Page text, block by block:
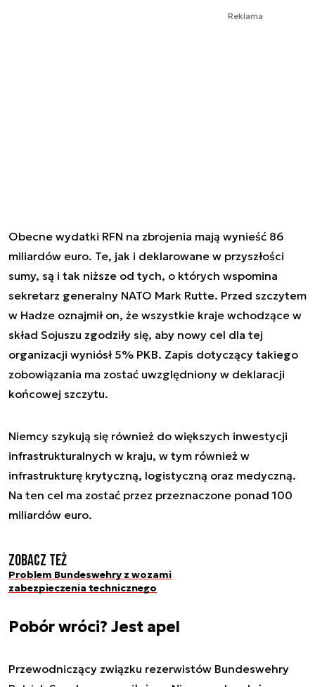
Reklama
Obecne wydatki RFN na zbrojenia mają wynieść 86
miliardów euro. Te, jak i deklarowane w przyszłości
sumy, są i tak niższe od tych, o których wspomina
sekretarz generalny NATO Mark Rutte. Przed szczytem
w Hadze oznajmił on, że wszystkie kraje wchodzące w
skład Sojuszu zgodziły się, aby nowy cel dla tej
organizacji wyniósł 5% PKB. Zapis dotyczący takiego
zobowiązania ma zostać uwzględniony w deklaracji
końcowej szczytu.
Niemcy szykują się również do większych inwestycji
infrastrukturalnych w kraju, w tym również w
infrastrukturę krytyczną, logistyczną oraz medyczną.
Na ten cel ma zostać przez przeznaczone ponad 100
miliardów euro.
Zobacz też
Problem Bundeswehry z wozami
zabezpieczenia technicznego
Pobór wróci? Jest apel
Przewodniczący związku rezerwistów Bundeswehry